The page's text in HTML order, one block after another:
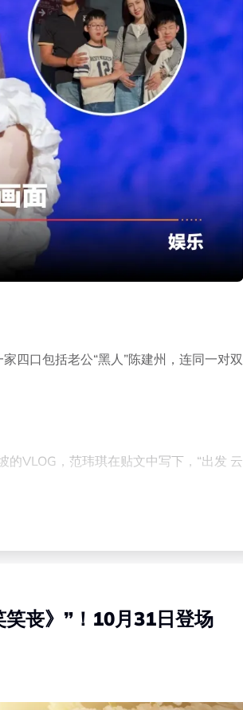
四口包括老公“黑人”陈建州，连同一对双
VLOG，范玮琪在贴文中写下，“出发 云
弟俩都个子高挑。
丧》”！10月31日登场